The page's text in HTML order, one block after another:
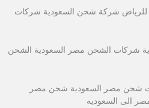
شركة شحن السعودية شركات
شركات الشحن مصر السعودية الشحن
شحن مصر السعودية شحن مصر
الى السعوديه